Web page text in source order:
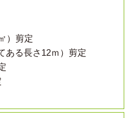
）剪定
ある長さ12ｍ）剪定